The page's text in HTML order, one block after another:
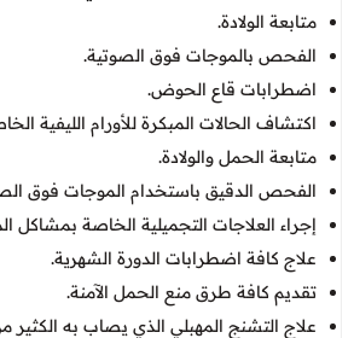
متابعة الولادة.
الفحص بالموجات فوق الصوتية.
اضطرابات قاع الحوض.
اكتشاف الحالات المبكرة للأورام الليفية
متابعة الحمل والولادة.
الفحص الدقيق باستخدام الموجات فوق
إجراء العلاجات التجميلية الخاصة بمشاكل
علاج كافة اضطرابات الدورة الشهرية.
تقديم كافة طرق منع الحمل الآمنة.
علاج التشنج المهبلي الذي يصاب به الكثير